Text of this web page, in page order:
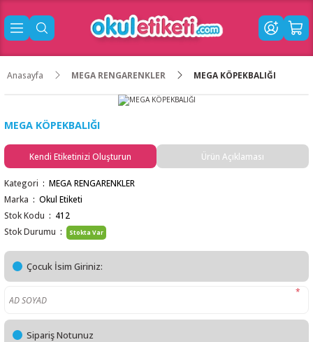
Anasayfa MEGA RENGARENKLER MEGA KÖPEKBALIĞI
MEGA KÖPEKBALIĞI
Kendi Etiketinizi Oluşturun Ürün Açıklaması
Kategori
MEGA RENGARENKLER
Marka
Okul Etiketi
Stok Kodu
412
Stok Durumu
Stokta Var
Çocuk İsim Giriniz:
*
Sipariş Notunuz